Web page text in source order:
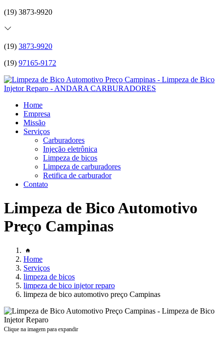
(19) 3873-9920
(19) 3873-9920
(19) 97165-9172
Home
Empresa
Missão
Serviços
Carburadores
Injeção eletrônica
Limpeza de bicos
Limpeza de carburadores
Retifica de carburador
Contato
Limpeza de Bico Automotivo
Preço Campinas
Home
Serviços
limpeza de bicos
limpeza de bico injetor reparo
limpeza de bico automotivo preço Campinas
Clique na imagem para expandir